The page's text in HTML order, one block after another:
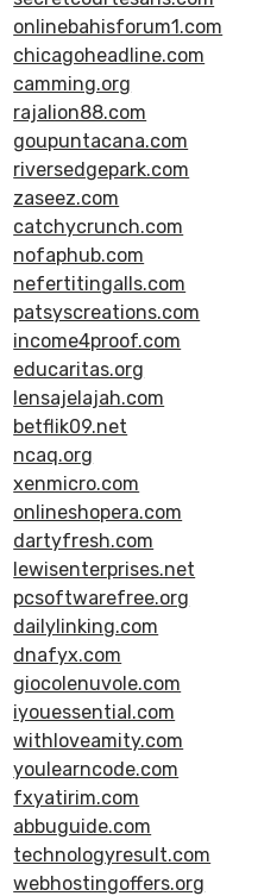
onlinebahisforum1.com
chicagoheadline.com
camming.org
rajalion88.com
goupuntacana.com
riversedgepark.com
zaseez.com
catchycrunch.com
nofaphub.com
nefertitingalls.com
patsyscreations.com
income4proof.com
educaritas.org
lensajelajah.com
betflik09.net
ncaq.org
xenmicro.com
onlineshopera.com
dartyfresh.com
lewisenterprises.net
pcsoftwarefree.org
dailylinking.com
dnafyx.com
giocolenuvole.com
iyouessential.com
withloveamity.com
youlearncode.com
fxyatirim.com
abbuguide.com
technologyresult.com
webhostingoffers.org